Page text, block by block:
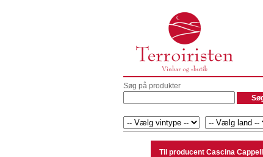
Søg på produkter
Til producent Cascina